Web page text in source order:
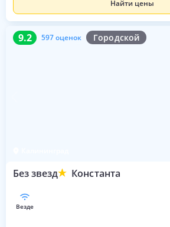
Найти цены
9.2 597 оценок Городской
Без звезд Константа
9.2 597 оценок
везде